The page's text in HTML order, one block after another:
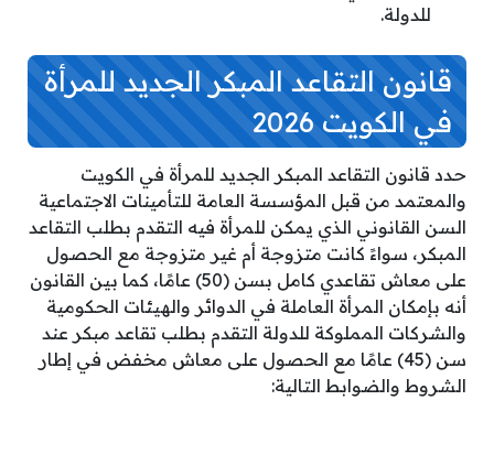
للدولة.
قانون التقاعد المبكر الجديد للمرأة
في الكويت 2026
حدد قانون التقاعد المبكر الجديد للمرأة في الكويت
والمعتمد من قبل المؤسسة العامة للتأمينات الاجتماعية
السن القانوني الذي يمكن للمرأة فيه التقدم بطلب التقاعد
المبكر، سواءً كانت متزوجة أم غير متزوجة مع الحصول
على معاش تقاعدي كامل بسن (50) عامًا، كما بين القانون
أنه بإمكان المرأة العاملة في الدوائر والهيئات الحكومية
والشركات المملوكة للدولة التقدم بطلب تقاعد مبكر عند
سن (45) عامًا مع الحصول على معاش مخفض في إطار
الشروط والضوابط التالية: